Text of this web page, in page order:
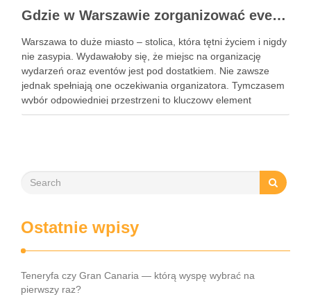
Gdzie w Warszawie zorganizować event?
Warszawa to duże miasto – stolica, która tętni życiem i nigdy
nie zasypia. Wydawałoby się, że miejsc na organizację
wydarzeń oraz eventów jest pod dostatkiem. Nie zawsze
jednak spełniają one oczekiwania organizatora. Tymczasem
wybór odpowiedniej przestrzeni to kluczowy element
organizacji każdego wydarzenia. Podpowiadamy zatem,
Ostatnie wpisy
Teneryfa czy Gran Canaria — którą wyspę wybrać na
pierwszy raz?